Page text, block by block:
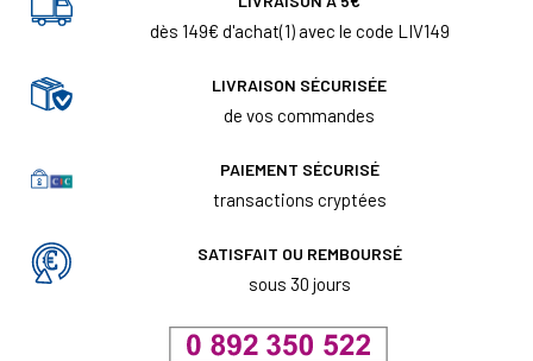
dès 149€ d'achat(1) avec le code LIV149
LIVRAISON SÉCURISÉE
de vos commandes
PAIEMENT SÉCURISÉ
transactions cryptées
SATISFAIT OU REMBOURSÉ
sous 30 jours